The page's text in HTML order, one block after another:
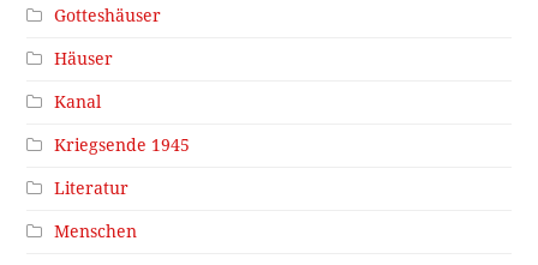
Gotteshäuser
Häuser
Kanal
Kriegsende 1945
Literatur
Menschen